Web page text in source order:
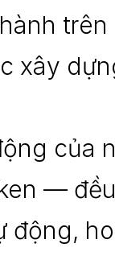
xây
của
—
động,